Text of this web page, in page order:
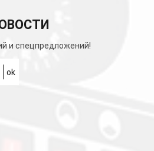
и спецпредложений!